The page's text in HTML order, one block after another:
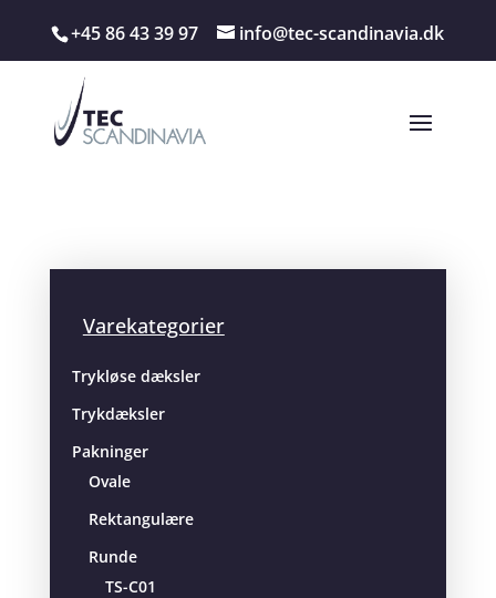
+45 86 43 39 97 info@tec-scandinavia.dk
Varekategorier
Trykløse dæksler
Trykdæksler
Pakninger
Ovale
Rektangulære
Runde
TS-C01